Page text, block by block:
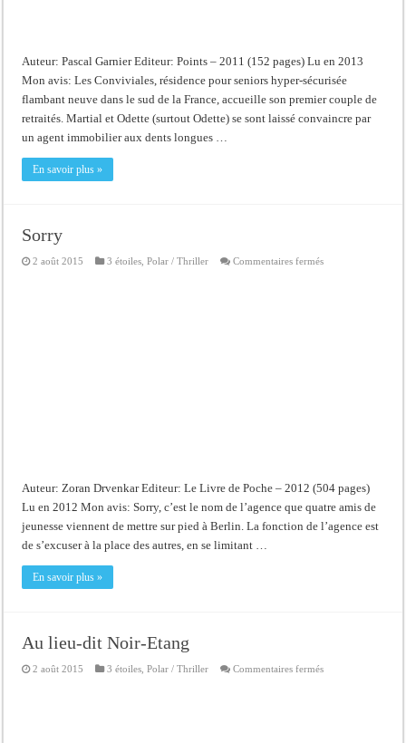
Auteur: Pascal Garnier Editeur: Points – 2011 (152 pages) Lu en 2013
Mon avis: Les Conviviales, résidence pour seniors hyper-sécurisée
flambant neuve dans le sud de la France, accueille son premier couple de
retraités. Martial et Odette (surtout Odette) se sont laissé convaincre par
un agent immobilier aux dents longues …
En savoir plus »
Sorry
2 août 2015 3 étoiles ,Polar / Thriller Commentaires ferméssur
Auteur: Zoran Drvenkar Editeur: Le Livre de Poche – 2012 (504 pages)
Lu en 2012 Mon avis: Sorry, c’est le nom de l’agence que quatre amis de
jeunesse viennent de mettre sur pied à Berlin. La fonction de l’agence est
de s’excuser à la place des autres, en se limitant …
En savoir plus »
Au lieu-dit Noir-Etang
2 août 2015 3 étoiles ,Polar / Thriller Commentaires ferméssur